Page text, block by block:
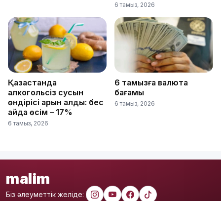
6 тамыз, 2026
Қазақстанда
алкогольсіз сусын
өндірісі қарқын алды: бес
айда өсім – 17%
6 тамыз, 2026
6 тамызға валюта
бағамы
6 тамыз, 2026
malim
Біз әлеуметтік желіде: